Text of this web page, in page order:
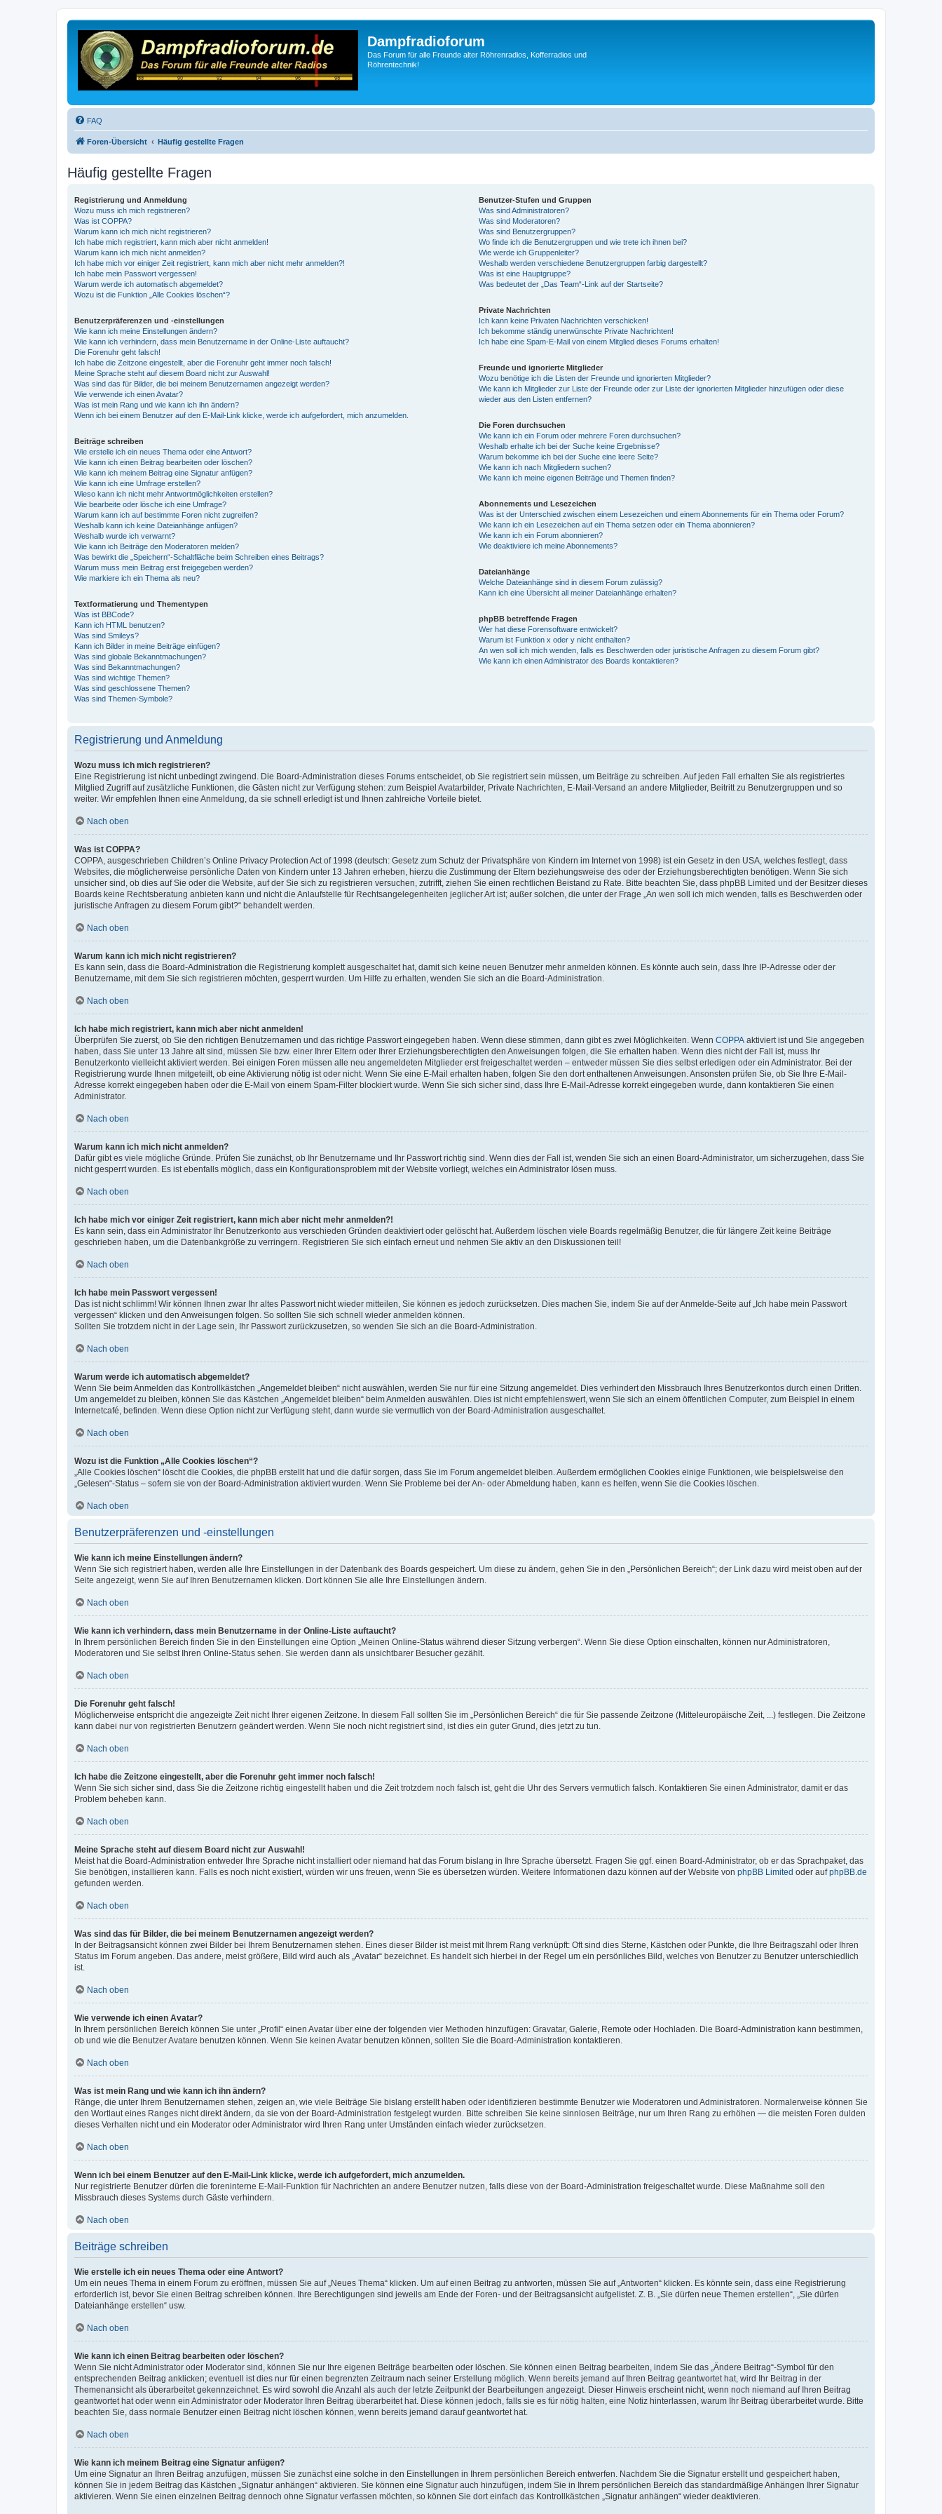
Dampfradioforum
Das Forum für alle Freunde alter Röhrenradios, Kofferradios und
Röhrentechnik!
FAQ
Foren-Übersicht Häufig gestellte Fragen
Häufig gestellte Fragen
Registrierung und Anmeldung
Wozu muss ich mich registrieren?
Was ist COPPA?
Warum kann ich mich nicht registrieren?
Ich habe mich registriert, kann mich aber nicht anmelden!
Warum kann ich mich nicht anmelden?
Ich habe mich vor einiger Zeit registriert, kann mich aber nicht mehr anmelden?!
Ich habe mein Passwort vergessen!
Warum werde ich automatisch abgemeldet?
Wozu ist die Funktion „Alle Cookies löschen“?
Benutzerpräferenzen und -einstellungen
Wie kann ich meine Einstellungen ändern?
Wie kann ich verhindern, dass mein Benutzername in der Online-Liste auftaucht?
Die Forenuhr geht falsch!
Ich habe die Zeitzone eingestellt, aber die Forenuhr geht immer noch falsch!
Meine Sprache steht auf diesem Board nicht zur Auswahl!
Was sind das für Bilder, die bei meinem Benutzernamen angezeigt werden?
Wie verwende ich einen Avatar?
Was ist mein Rang und wie kann ich ihn ändern?
Wenn ich bei einem Benutzer auf den E-Mail-Link klicke, werde ich aufgefordert, mich anzumelden.
Beiträge schreiben
Wie erstelle ich ein neues Thema oder eine Antwort?
Wie kann ich einen Beitrag bearbeiten oder löschen?
Wie kann ich meinem Beitrag eine Signatur anfügen?
Wie kann ich eine Umfrage erstellen?
Wieso kann ich nicht mehr Antwortmöglichkeiten erstellen?
Wie bearbeite oder lösche ich eine Umfrage?
Warum kann ich auf bestimmte Foren nicht zugreifen?
Weshalb kann ich keine Dateianhänge anfügen?
Weshalb wurde ich verwarnt?
Wie kann ich Beiträge den Moderatoren melden?
Was bewirkt die „Speichern“-Schaltfläche beim Schreiben eines Beitrags?
Warum muss mein Beitrag erst freigegeben werden?
Wie markiere ich ein Thema als neu?
Textformatierung und Thementypen
Was ist BBCode?
Kann ich HTML benutzen?
Was sind Smileys?
Kann ich Bilder in meine Beiträge einfügen?
Was sind globale Bekanntmachungen?
Was sind Bekanntmachungen?
Was sind wichtige Themen?
Was sind geschlossene Themen?
Was sind Themen-Symbole?
Benutzer-Stufen und Gruppen
Was sind Administratoren?
Was sind Moderatoren?
Was sind Benutzergruppen?
Wo finde ich die Benutzergruppen und wie trete ich ihnen bei?
Wie werde ich Gruppenleiter?
Weshalb werden verschiedene Benutzergruppen farbig dargestellt?
Was ist eine Hauptgruppe?
Was bedeutet der „Das Team“-Link auf der Startseite?
Private Nachrichten
Ich kann keine Privaten Nachrichten verschicken!
Ich bekomme ständig unerwünschte Private Nachrichten!
Ich habe eine Spam-E-Mail von einem Mitglied dieses Forums erhalten!
Freunde und ignorierte Mitglieder
Wozu benötige ich die Listen der Freunde und ignorierten Mitglieder?
Wie kann ich Mitglieder zur Liste der Freunde oder zur Liste der ignorierten Mitglieder hinzufügen oder diese
wieder aus den Listen entfernen?
Die Foren durchsuchen
Wie kann ich ein Forum oder mehrere Foren durchsuchen?
Weshalb erhalte ich bei der Suche keine Ergebnisse?
Warum bekomme ich bei der Suche eine leere Seite?
Wie kann ich nach Mitgliedern suchen?
Wie kann ich meine eigenen Beiträge und Themen finden?
Abonnements und Lesezeichen
Was ist der Unterschied zwischen einem Lesezeichen und einem Abonnements für ein Thema oder Forum?
Wie kann ich ein Lesezeichen auf ein Thema setzen oder ein Thema abonnieren?
Wie kann ich ein Forum abonnieren?
Wie deaktiviere ich meine Abonnements?
Dateianhänge
Welche Dateianhänge sind in diesem Forum zulässig?
Kann ich eine Übersicht all meiner Dateianhänge erhalten?
phpBB betreffende Fragen
Wer hat diese Forensoftware entwickelt?
Warum ist Funktion x oder y nicht enthalten?
An wen soll ich mich wenden, falls es Beschwerden oder juristische Anfragen zu diesem Forum gibt?
Wie kann ich einen Administrator des Boards kontaktieren?
Registrierung und Anmeldung
Wozu muss ich mich registrieren?
Eine Registrierung ist nicht unbedingt zwingend. Die Board-Administration dieses Forums entscheidet, ob Sie registriert sein müssen, um Beiträge zu schreiben. Auf jeden Fall erhalten Sie als registriertes
Mitglied Zugriff auf zusätzliche Funktionen, die Gästen nicht zur Verfügung stehen: zum Beispiel Avatarbilder, Private Nachrichten, E-Mail-Versand an andere Mitglieder, Beitritt zu Benutzergruppen und so
weiter. Wir empfehlen Ihnen eine Anmeldung, da sie schnell erledigt ist und Ihnen zahlreiche Vorteile bietet.
Nach oben
Was ist COPPA?
COPPA, ausgeschrieben Children’s Online Privacy Protection Act of 1998 (deutsch: Gesetz zum Schutz der Privatsphäre von Kindern im Internet von 1998) ist ein Gesetz in den USA, welches festlegt, dass
Websites, die möglicherweise persönliche Daten von Kindern unter 13 Jahren erheben, hierzu die Zustimmung der Eltern beziehungsweise des oder der Erziehungsberechtigten benötigen. Wenn Sie sich
unsicher sind, ob dies auf Sie oder die Website, auf der Sie sich zu registrieren versuchen, zutrifft, ziehen Sie einen rechtlichen Beistand zu Rate. Bitte beachten Sie, dass phpBB Limited und der Besitzer dieses
Boards keine Rechtsberatung anbieten kann und nicht die Anlaufstelle für Rechtsangelegenheiten jeglicher Art ist; außer solchen, die unter der Frage „An wen soll ich mich wenden, falls es Beschwerden oder
juristische Anfragen zu diesem Forum gibt?“ behandelt werden.
Nach oben
Warum kann ich mich nicht registrieren?
Es kann sein, dass die Board-Administration die Registrierung komplett ausgeschaltet hat, damit sich keine neuen Benutzer mehr anmelden können. Es könnte auch sein, dass Ihre IP-Adresse oder der
Benutzername, mit dem Sie sich registrieren möchten, gesperrt wurden. Um Hilfe zu erhalten, wenden Sie sich an die Board-Administration.
Nach oben
Ich habe mich registriert, kann mich aber nicht anmelden!
Überprüfen Sie zuerst, ob Sie den richtigen Benutzernamen und das richtige Passwort eingegeben haben. Wenn diese stimmen, dann gibt es zwei Möglichkeiten. Wenn COPPA aktiviert ist und Sie angegeben
haben, dass Sie unter 13 Jahre alt sind, müssen Sie bzw. einer Ihrer Eltern oder Ihrer Erziehungsberechtigten den Anweisungen folgen, die Sie erhalten haben. Wenn dies nicht der Fall ist, muss Ihr
Benutzerkonto vielleicht aktiviert werden. Bei einigen Foren müssen alle neu angemeldeten Mitglieder erst freigeschaltet werden – entweder müssen Sie dies selbst erledigen oder ein Administrator. Bei der
Registrierung wurde Ihnen mitgeteilt, ob eine Aktivierung nötig ist oder nicht. Wenn Sie eine E-Mail erhalten haben, folgen Sie den dort enthaltenen Anweisungen. Ansonsten prüfen Sie, ob Sie Ihre E-Mail-
Adresse korrekt eingegeben haben oder die E-Mail von einem Spam-Filter blockiert wurde. Wenn Sie sich sicher sind, dass Ihre E-Mail-Adresse korrekt eingegeben wurde, dann kontaktieren Sie einen
Administrator.
Nach oben
Warum kann ich mich nicht anmelden?
Dafür gibt es viele mögliche Gründe. Prüfen Sie zunächst, ob Ihr Benutzername und Ihr Passwort richtig sind. Wenn dies der Fall ist, wenden Sie sich an einen Board-Administrator, um sicherzugehen, dass Sie
nicht gesperrt wurden. Es ist ebenfalls möglich, dass ein Konfigurationsproblem mit der Website vorliegt, welches ein Administrator lösen muss.
Nach oben
Ich habe mich vor einiger Zeit registriert, kann mich aber nicht mehr anmelden?!
Es kann sein, dass ein Administrator Ihr Benutzerkonto aus verschieden Gründen deaktiviert oder gelöscht hat. Außerdem löschen viele Boards regelmäßig Benutzer, die für längere Zeit keine Beiträge
geschrieben haben, um die Datenbankgröße zu verringern. Registrieren Sie sich einfach erneut und nehmen Sie aktiv an den Diskussionen teil!
Nach oben
Ich habe mein Passwort vergessen!
Das ist nicht schlimm! Wir können Ihnen zwar Ihr altes Passwort nicht wieder mitteilen, Sie können es jedoch zurücksetzen. Dies machen Sie, indem Sie auf der Anmelde-Seite auf „Ich habe mein Passwort
vergessen“ klicken und den Anweisungen folgen. So sollten Sie sich schnell wieder anmelden können.
Sollten Sie trotzdem nicht in der Lage sein, Ihr Passwort zurückzusetzen, so wenden Sie sich an die Board-Administration.
Nach oben
Warum werde ich automatisch abgemeldet?
Wenn Sie beim Anmelden das Kontrollkästchen „Angemeldet bleiben“ nicht auswählen, werden Sie nur für eine Sitzung angemeldet. Dies verhindert den Missbrauch Ihres Benutzerkontos durch einen Dritten.
Um angemeldet zu bleiben, können Sie das Kästchen „Angemeldet bleiben“ beim Anmelden auswählen. Dies ist nicht empfehlenswert, wenn Sie sich an einem öffentlichen Computer, zum Beispiel in einem
Internetcafé, befinden. Wenn diese Option nicht zur Verfügung steht, dann wurde sie vermutlich von der Board-Administration ausgeschaltet.
Nach oben
Wozu ist die Funktion „Alle Cookies löschen“?
„Alle Cookies löschen“ löscht die Cookies, die phpBB erstellt hat und die dafür sorgen, dass Sie im Forum angemeldet bleiben. Außerdem ermöglichen Cookies einige Funktionen, wie beispielsweise den
„Gelesen“-Status – sofern sie von der Board-Administration aktiviert wurden. Wenn Sie Probleme bei der An- oder Abmeldung haben, kann es helfen, wenn Sie die Cookies löschen.
Nach oben
Benutzerpräferenzen und -einstellungen
Wie kann ich meine Einstellungen ändern?
Wenn Sie sich registriert haben, werden alle Ihre Einstellungen in der Datenbank des Boards gespeichert. Um diese zu ändern, gehen Sie in den „Persönlichen Bereich“; der Link dazu wird meist oben auf der
Seite angezeigt, wenn Sie auf Ihren Benutzernamen klicken. Dort können Sie alle Ihre Einstellungen ändern.
Nach oben
Wie kann ich verhindern, dass mein Benutzername in der Online-Liste auftaucht?
In Ihrem persönlichen Bereich finden Sie in den Einstellungen eine Option „Meinen Online-Status während dieser Sitzung verbergen“. Wenn Sie diese Option einschalten, können nur Administratoren,
Moderatoren und Sie selbst Ihren Online-Status sehen. Sie werden dann als unsichtbarer Besucher gezählt.
Nach oben
Die Forenuhr geht falsch!
Möglicherweise entspricht die angezeigte Zeit nicht Ihrer eigenen Zeitzone. In diesem Fall sollten Sie im „Persönlichen Bereich“ die für Sie passende Zeitzone (Mitteleuropäische Zeit, ...) festlegen. Die Zeitzone
kann dabei nur von registrierten Benutzern geändert werden. Wenn Sie noch nicht registriert sind, ist dies ein guter Grund, dies jetzt zu tun.
Nach oben
Ich habe die Zeitzone eingestellt, aber die Forenuhr geht immer noch falsch!
Wenn Sie sich sicher sind, dass Sie die Zeitzone richtig eingestellt haben und die Zeit trotzdem noch falsch ist, geht die Uhr des Servers vermutlich falsch. Kontaktieren Sie einen Administrator, damit er das
Problem beheben kann.
Nach oben
Meine Sprache steht auf diesem Board nicht zur Auswahl!
Meist hat die Board-Administration entweder Ihre Sprache nicht installiert oder niemand hat das Forum bislang in Ihre Sprache übersetzt. Fragen Sie ggf. einen Board-Administrator, ob er das Sprachpaket, das
Sie benötigen, installieren kann. Falls es noch nicht existiert, würden wir uns freuen, wenn Sie es übersetzen würden. Weitere Informationen dazu können auf der Website von phpBB Limited oder aufphpBB.de
gefunden werden.
Nach oben
Was sind das für Bilder, die bei meinem Benutzernamen angezeigt werden?
In der Beitragsansicht können zwei Bilder bei Ihrem Benutzernamen stehen. Eines dieser Bilder ist meist mit Ihrem Rang verknüpft: Oft sind dies Sterne, Kästchen oder Punkte, die Ihre Beitragszahl oder Ihren
Status im Forum angeben. Das andere, meist größere, Bild wird auch als „Avatar“ bezeichnet. Es handelt sich hierbei in der Regel um ein persönliches Bild, welches von Benutzer zu Benutzer unterschiedlich
ist.
Nach oben
Wie verwende ich einen Avatar?
In Ihrem persönlichen Bereich können Sie unter „Profil“ einen Avatar über eine der folgenden vier Methoden hinzufügen: Gravatar, Galerie, Remote oder Hochladen. Die Board-Administration kann bestimmen,
ob und wie die Benutzer Avatare benutzen können. Wenn Sie keinen Avatar benutzen können, sollten Sie die Board-Administration kontaktieren.
Nach oben
Was ist mein Rang und wie kann ich ihn ändern?
Ränge, die unter Ihrem Benutzernamen stehen, zeigen an, wie viele Beiträge Sie bislang erstellt haben oder identifizieren bestimmte Benutzer wie Moderatoren und Administratoren. Normalerweise können Sie
den Wortlaut eines Ranges nicht direkt ändern, da sie von der Board-Administration festgelegt wurden. Bitte schreiben Sie keine sinnlosen Beiträge, nur um Ihren Rang zu erhöhen — die meisten Foren dulden
dieses Verhalten nicht und ein Moderator oder Administrator wird Ihren Rang unter Umständen einfach wieder zurücksetzen.
Nach oben
Wenn ich bei einem Benutzer auf den E-Mail-Link klicke, werde ich aufgefordert, mich anzumelden.
Nur registrierte Benutzer dürfen die foreninterne E-Mail-Funktion für Nachrichten an andere Benutzer nutzen, falls diese von der Board-Administration freigeschaltet wurde. Diese Maßnahme soll den
Missbrauch dieses Systems durch Gäste verhindern.
Nach oben
Beiträge schreiben
Wie erstelle ich ein neues Thema oder eine Antwort?
Um ein neues Thema in einem Forum zu eröffnen, müssen Sie auf „Neues Thema“ klicken. Um auf einen Beitrag zu antworten, müssen Sie auf „Antworten“ klicken. Es könnte sein, dass eine Registrierung
erforderlich ist, bevor Sie einen Beitrag schreiben können. Ihre Berechtigungen sind jeweils am Ende der Foren- und der Beitragsansicht aufgelistet. Z. B. „Sie dürfen neue Themen erstellen“, „Sie dürfen
Dateianhänge erstellen“ usw.
Nach oben
Wie kann ich einen Beitrag bearbeiten oder löschen?
Wenn Sie nicht Administrator oder Moderator sind, können Sie nur Ihre eigenen Beiträge bearbeiten oder löschen. Sie können einen Beitrag bearbeiten, indem Sie das „Ändere Beitrag“-Symbol für den
entsprechenden Beitrag anklicken; eventuell ist dies nur für einen begrenzten Zeitraum nach seiner Erstellung möglich. Wenn bereits jemand auf Ihren Beitrag geantwortet hat, wird Ihr Beitrag in der
Themenansicht als überarbeitet gekennzeichnet. Es wird sowohl die Anzahl als auch der letzte Zeitpunkt der Bearbeitungen angezeigt. Dieser Hinweis erscheint nicht, wenn noch niemand auf Ihren Beitrag
geantwortet hat oder wenn ein Administrator oder Moderator Ihren Beitrag überarbeitet hat. Diese können jedoch, falls sie es für nötig halten, eine Notiz hinterlassen, warum Ihr Beitrag überarbeitet wurde. Bitte
beachten Sie, dass normale Benutzer einen Beitrag nicht löschen können, wenn bereits jemand darauf geantwortet hat.
Nach oben
Wie kann ich meinem Beitrag eine Signatur anfügen?
Um eine Signatur an Ihren Beitrag anzufügen, müssen Sie zunächst eine solche in den Einstellungen in Ihrem persönlichen Bereich entwerfen. Nachdem Sie die Signatur erstellt und gespeichert haben,
können Sie in jedem Beitrag das Kästchen „Signatur anhängen“ aktivieren. Sie können eine Signatur auch hinzufügen, indem Sie in Ihrem persönlichen Bereich das standardmäßige Anhängen Ihrer Signatur
aktivieren. Wenn Sie einen einzelnen Beitrag dennoch ohne Signatur verfassen möchten, so können Sie dort einfach das Kontrollkästchen „Signatur anhängen“ wieder deaktivieren.